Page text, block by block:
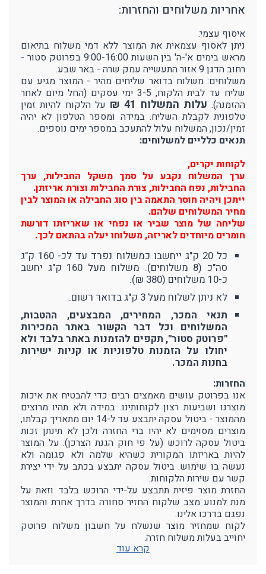
אחריות משלוחים והחזרות:
איסוף עצמי:
ניתן לאסוף עצמאית את המוצר ללא דמי משלוח בתיאום
מראש בימים א'-ה' בין השעות 9:00-16:00 בפרוטק סטור -
רחוב הדגן 9 אזור התעשייה עמק שרה - באר שבע.
משלוחים: משלוח בדואר שליחים מהיר - המוצר מגיע עם
שליח עד לבית הלקוח, 3-5 ימי עסקים (החל מיום לאחר
ההזמנה). עלות המשלוח 41 ₪
על הלקוח להיות זמין
טלפונית לקבלת השליח. במידה ומספר הטלפון לא יהיה
זמין/נכון, המשלוח עלול להתעכב במספר ימים נוספים.
תנאים כלליים למשלוחים:
לקוחות יקרים,
ערך המשלוח נקבע על סמך משקל החבילות, ערך
החבילות, נפח החבילות, צורת החבילות וצורת אריזתן.
ייתכן ויהיה חוסר התאמה בין סוג החבילה או המוצר לבין
מחיר המשלוחים שלהם.
שליחה של מוצר שביר או נפחי או שאריזתו דורשת
חומרים מיוחדים לאריזה, משלוחו יעלה בהתאם לכך.
כל 20 ק"ג ייחשבו כמשלוח נפרד עד לכ- 160 ק"ג
סה"כ (8 משלוחים). משלוח מעל 160 ק"ג יחשב
כ-10 משלוחים (380 ₪).
לא ניתן לשלוח מעל 3 ק"ג בדואר רשום.
תנאי המכר, המחירים, המבצעים, ההטבות,
המשלוחים וכל דבר הקשור באתר המכירות
"פרוטק סטור", תקפים להזמנות באתר בלבד ולא
יחולו על הזמנות טלפוניות או קניות ישירות
בחנות המכר.
החזרות:
אנו בפרוטק עושים מאמצים רבים כדי להבטיח את איכות
מוצרנו ושביעות רצון לקוחותינו. במידה ולא תהיו מרוצים
מהמוצר - ביטול עסקה יתבצע עד ל-14 יום מתאריך קבלתו,
מוצרים מסוימים לא יהיו ברי החזרה ולכן לא תינתן זכות
ביטול עסקה לרוכש (על פי חוק הגנת הצרכן). על המוצר
להיות באריזתו המקורית כשהיא שלמה ולא פגומה ולא
נעשה בו שימוש. ביטול עסקה יתבצע בכתב על ידי יצירת
קשר עם שירות הלקוחות.
החזרת מוצר פיזית תתבצע על-ידי הרוכש בלבד וזאת על
מנת למנוע מצב שלקוח החזיר סחורה בדרך אחרת והמוצר
נפגם בדרכו אלינו.
לקוח שמחזיר מוצר שנשלח על חשבון משלוח פרוטק
יחוייב בעלות משלוח חזרה.
קרא עוד